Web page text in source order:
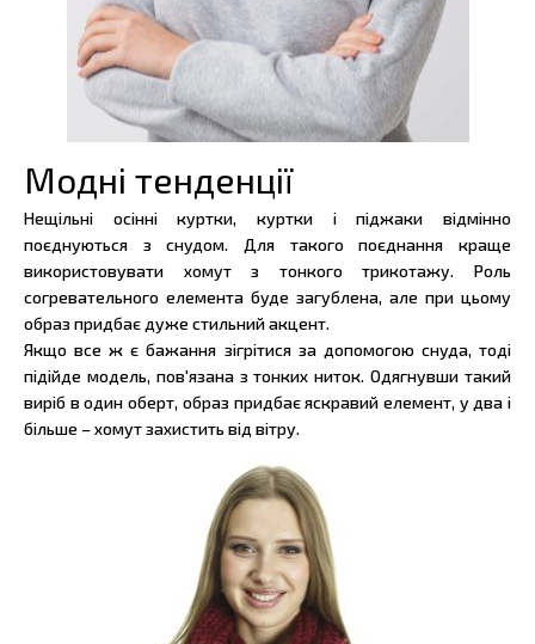
Модні тенденції
Нещільні осінні куртки, куртки і піджаки відмінно
поєднуються з снудом. Для такого поєднання краще
використовувати хомут з тонкого трикотажу. Роль
согревательного елемента буде загублена, але при цьому
образ придбає дуже стильний акцент.
Якщо все ж є бажання зігрітися за допомогою снуда, тоді
підійде модель, пов'язана з тонких ниток. Одягнувши такий
виріб в один оберт, образ придбає яскравий елемент, у два і
більше – хомут захистить від вітру.